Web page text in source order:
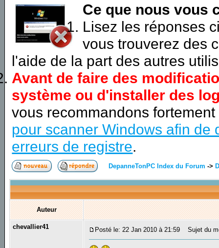
Ce que nous vous
Lisez les réponses
vous trouverez des
l'aide de la part des autres
Avant de faire des
système ou d'installer des
vous recommandons
pour scanner Windows afin de
erreurs de registre.
DepanneTonPC Index du Forum ->
Auteur
chevallier41 Posté le: 22 Jan 2010 à 21:59 Sujet du